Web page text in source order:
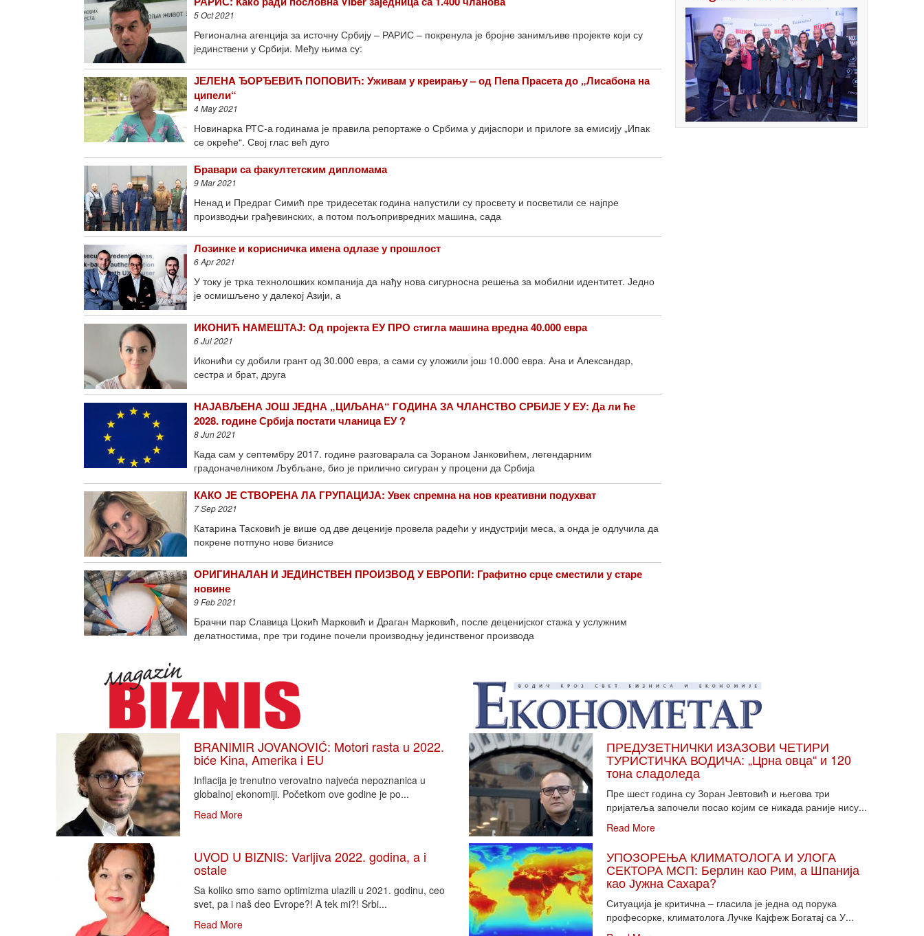
5 Oct 2021
Регионална агенција за источну Србију – РАРИС – покренула је бројне занимљиве пројекте који су
јединствени у Србији. Међу њима су:
ЈЕЛЕНA ЂОРЂЕВИЋ ПОПОВИЋ: Уживам у креирању – од Пепа Прасета до „Лисабона на
ципели“
4 May 2021
Новинарка РТС-а годинама је правила репортаже о Србима у дијаспори и прилоге за емисију „Ипак
се окреће“. Свој глас већ дуго
Бравари са факултетским дипломама
9 Mar 2021
Ненад и Предраг Симић пре тридесетак година напустили су просвету и посветили се најпре
производњи грађевинских, а потом пољопривредних машина, сада
Лозинке и корисничка имена одлазе у прошлост
6 Apr 2021
У току је трка технолошких компанија да нађу нова сигурносна решења за мобилни идентитет. Једно
је осмишљено у далекој Азији, а
ИКОНИЋ НАМЕШТАЈ: Од пројекта ЕУ ПРО стигла машина вредна 40.000 евра
6 Jul 2021
Иконићи су добили грант од 30.000 евра, а сами су уложили још 10.000 евра. Ана и Александар,
сестра и брат, друга
НАЈАВЉЕНА ЈОШ ЈЕДНА „ЦИЉАНА“ ГОДИНА ЗА ЧЛАНСТВО СРБИЈЕ У ЕУ: Да ли ће
2028. године Србија постати чланица ЕУ ?
8 Jun 2021
Када сам у септембру 2017. године разговарала са Зораном Јанковићем, легендарним
градоначелником Љубљане, био је прилично сигуран у процени да Србија
КАКО ЈЕ СТВОРЕНА ЛА ГРУПАЦИЈА: Увек спремна на нов креативни подухват
7 Sep 2021
Катарина Тасковић је више од две деценије провела радећи у индустрији меса, а онда је одлучила да
покрене потпуно нове бизнисе
ОРИГИНАЛАН И ЈЕДИНСТВЕН ПРОИЗВОД У ЕВРОПИ: Графитно срце сместили у старе
новине
9 Feb 2021
Брачни пар Славица Цокић Марковић и Драган Марковић, после деценијског стажа у услужним
делатностима, пре три године почели производњу јединственог производа
BRANIMIR JOVANOVIĆ: Motori rasta u 2022.
biće Kina, Amerika i EU
Inflacija je trenutno verovatno najveća nepoznanica u
globalnoj ekonomiji. Početkom ove godine je po...
Read More
UVOD U BIZNIS: Varljiva 2022. godina, a i
ostale
Sa koliko smo samo optimizma ulazili u 2021. godinu, ceo
svet, pa i naš deo Evrope?! A tek mi?! Srbi...
Read More
ПРЕДУЗЕТНИЧКИ ИЗАЗОВИ ЧЕТИРИ
ТУРИСТИЧКА ВОДИЧА: „Црна овца“ и 120
тона сладоледа
Пре шест година су Зоран Јевтовић и његова три
пријатеља започели посао којим се никада раније нису...
Read More
УПОЗОРЕЊА КЛИМАТОЛОГА И УЛОГА
СЕКТОРА МСП: Берлин као Рим, а Шпанија
као Јужна Сахара?
Ситуација је критична – гласила је једна од порука
професорке, климатолога Лучке Кајфеж Богатај са У...